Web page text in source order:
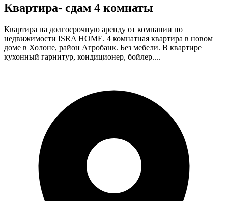
Квартира- cдам 4 комнаты
Квартира на долгосрочную аренду от компании по
недвижимости ISRA HOME. 4 комнатная квартира в новом
доме в Холоне, район Агробанк. Без мебели. В квартире
кухонный гарнитур, кондиционер, бойлер....